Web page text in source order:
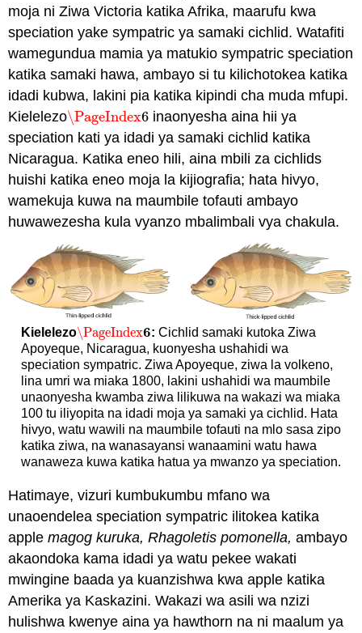
moja ni Ziwa Victoria katika Afrika, maarufu kwa
speciation yake sympatric ya samaki cichlid. Watafiti
wamegundua mamia ya matukio sympatric speciation
katika samaki hawa, ambayo si tu kilichotokea katika
idadi kubwa, lakini pia katika kipindi cha muda mfupi.
Kielelezo\PageIndex6
\PageIndex6 inaonyesha aina hii ya
speciation kati ya idadi ya samaki cichlid katika
Nicaragua. Katika eneo hili, aina mbili za cichlids
huishi katika eneo moja la kijiografia; hata hivyo,
wamekuja kuwa na maumbile tofauti ambayo
huwawezesha kula vyanzo mbalimbali vya chakula.
Kielelezo\PageIndex6
\PageIndex6: Cichlid samaki kutoka Ziwa
Apoyeque, Nicaragua, kuonyesha ushahidi wa
speciation sympatric. Ziwa Apoyeque, ziwa la volkeno,
lina umri wa miaka 1800, lakini ushahidi wa maumbile
unaonyesha kwamba ziwa lilikuwa na wakazi wa miaka
100 tu iliyopita na idadi moja ya samaki ya cichlid. Hata
hivyo, watu wawili na maumbile tofauti na mlo sasa zipo
katika ziwa, na wanasayansi wanaamini watu hawa
wanaweza kuwa katika hatua ya mwanzo ya speciation.
Hatimaye, vizuri kumbukumbu mfano wa
unaoendelea speciation sympatric ilitokea katika
applemagog kuruka, Rhagoletis pomonella, ambayo
akaondoka kama idadi ya watu pekee wakati
mwingine baada ya kuanzishwa kwa apple katika
Amerika ya Kaskazini. Wakazi wa asili wa nzizi
hulishwa kwenye aina ya hawthorn na ni maalum ya